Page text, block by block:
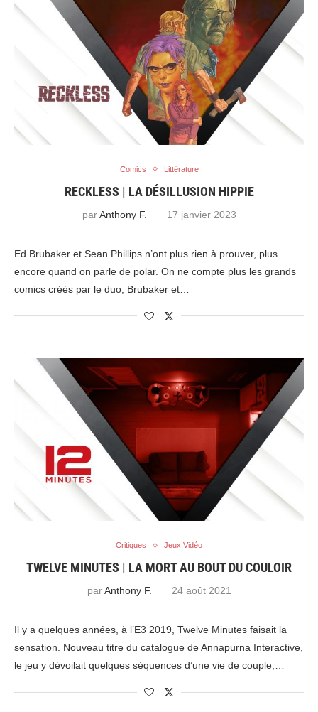
Comics Littérature
RECKLESS | LA DÉSILLUSION HIPPIE
parAnthony F. 17 janvier 2023
Ed Brubaker et Sean Phillips n’ont plus rien à prouver, plus
encore quand on parle de polar. On ne compte plus les grands
comics créés par le duo, Brubaker et…
Critiques Jeux Vidéo
TWELVE MINUTES | LA MORT AU BOUT DU COULOIR
parAnthony F. 24 août 2021
Il y a quelques années, à l’E3 2019, Twelve Minutes faisait la
sensation. Nouveau titre du catalogue de Annapurna Interactive,
le jeu y dévoilait quelques séquences d’une vie de couple,…